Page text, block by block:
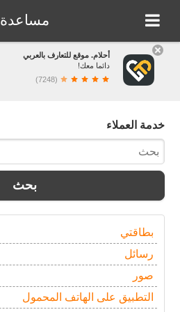
مساعدة
أحلام. موقع للتعارف بالعربي
دائما معك!
(7248)
خدمة العملاء
بحث
بطاقتي
رسائل
صور
التطبيق على الهاتف المحمول